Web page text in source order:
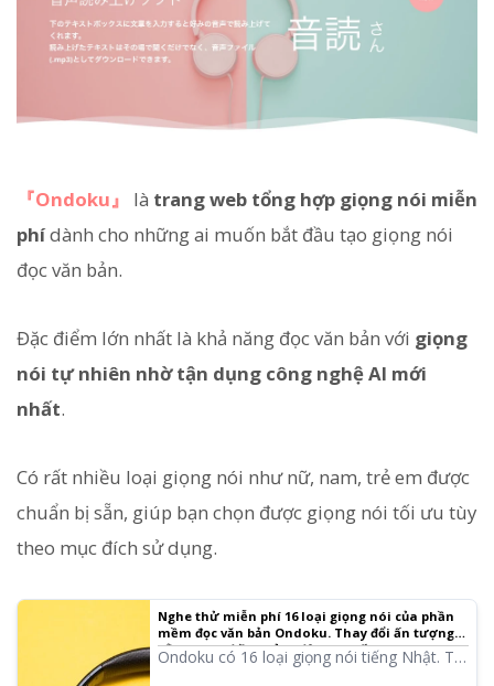
『Ondoku』 là trang web tổng hợp giọng nói miễn
phídành cho những ai muốn bắt đầu tạo giọng nói
đọc văn bản.
Đặc điểm lớn nhất là khả năng đọc văn bản với giọng
nói tự nhiên nhờ tận dụng công nghệ AI mới
nhất.
Có rất nhiều loại giọng nói như nữ, nam, trẻ em được
chuẩn bị sẵn, giúp bạn chọn được giọng nói tối ưu tùy
theo mục đích sử dụng.
Nghe thử miễn phí 16 loại giọng nói của phần
mềm đọc văn bản Ondoku. Thay đổi ấn tượng
bằng cách điều chỉnh độ cao thấp
Ondoku có 16 loại giọng nói tiếng Nhật. Tất